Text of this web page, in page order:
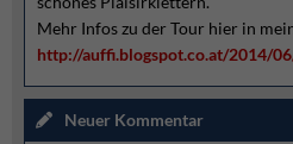
Mehr Infos zu der Tour hier in
http://auffi.blogspot.co.at/2014/
Neuer Kommentar